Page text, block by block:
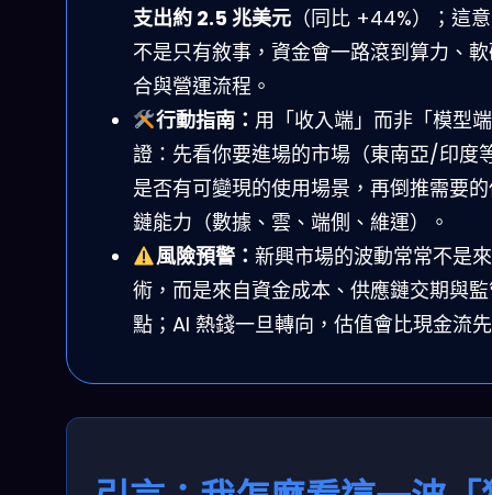
支出約 2.5 兆美元 （同比 +44%）；這
不是只有敘事，資金會一路滾到算力、
合與營運流程。
行動指南： 用「收入端」而非「模型
證：先看你要進場的市場（東南亞/印度
是否有可變現的使用場景，再倒推需要
鏈能力（數據、雲、端側、維運）。
風險預警： 新興市場的波動常常不是
術，而是來自資金成本、供應鏈交期與
點；AI 熱錢一旦轉向，估值會比現金流